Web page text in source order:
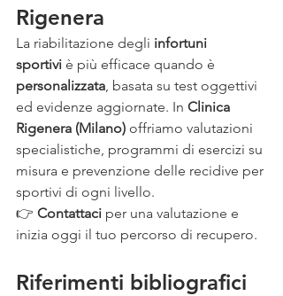
Rigenera
La riabilitazione degli infortuni
sportivi è più efficace quando è
personalizzata , basata su test oggettivi
ed evidenze aggiornate. In Clinica
Rigenera (Milano) offriamo valutazioni
specialistiche, programmi di esercizi su
misura e prevenzione delle recidive per
sportivi di ogni livello.
👉 Contattaci per una valutazione e
inizia oggi il tuo percorso di recupero.
Riferimenti bibliografici